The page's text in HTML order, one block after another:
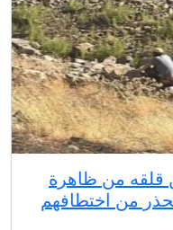
قلقه من ظاهرة
من اختطافهم